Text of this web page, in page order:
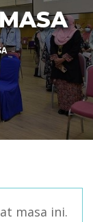
masa ini.